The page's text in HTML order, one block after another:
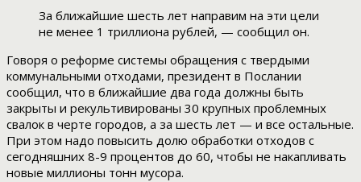
За ближайшие шесть лет направим на эти цели
не менее 1 триллиона рублей, — сообщил он.
Говоря о реформе системы обращения с твердыми
коммунальными отходами, президент в Послании
сообщил, что в ближайшие два года должны быть
закрыты и рекультивированы 30 крупных проблемных
свалок в черте городов, а за шесть лет — и все остальные.
При этом надо повысить долю обработки отходов с
сегодняшних 8-9 процентов до 60, чтобы не накапливать
новые миллионы тонн мусора.